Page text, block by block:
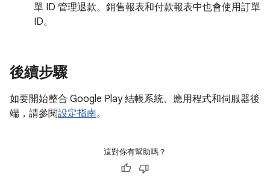
單 ID 管理退款。銷售報表和付款報表中也會使用訂單
ID。
後續步驟
如要開始整合 Google Play 結帳系統、應用程式和伺服器後
端，請參閱設定指南。
這對你有幫助嗎？